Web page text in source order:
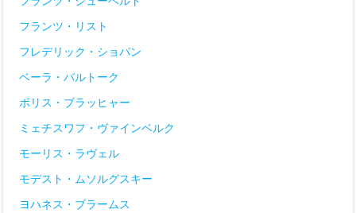
フランツ・リスト
フレデリック・ショパン
ベーラ・バルトーク
ボリス・ブラッヒャー
ミェチスワフ・ヴァインベルク
モーリス・ラヴェル
モデスト・ムソルグスキー
ヨハネス・ブラームス